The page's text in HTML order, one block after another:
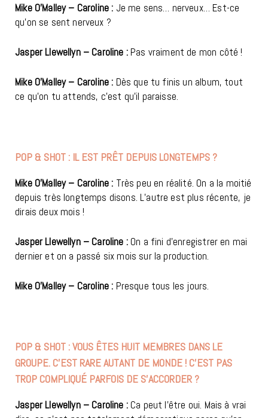
Mike O’Malley – Caroline : Je me sens… nerveux… Est-ce
qu’on se sent nerveux ?
Jasper Llewellyn – Caroline :Pas vraiment de mon côté !
Mike O’Malley – Caroline : Dès que tu finis un album, tout
ce qu’on tu attends, c’est qu’il paraisse.
POP & SHOT : IL EST PRÊT DEPUIS LONGTEMPS ?
Mike O’Malley – Caroline : Très peu en réalité. On a la moitié
depuis très longtemps disons. L’autre est plus récente, je
dirais deux mois !
Jasper Llewellyn – Caroline :On a fini d’enregistrer en mai
dernier et on a passé six mois sur la production.
Mike O’Malley – Caroline : Presque tous les jours.
POP & SHOT : VOUS ÊTES HUIT MEMBRES DANS LE
GROUPE. C’EST RARE AUTANT DE MONDE ! C’EST PAS
TROP COMPLIQUÉ PARFOIS DE S’ACCORDER ?
Jasper Llewellyn – Caroline :Ca peut l’être oui. Mais à vrai